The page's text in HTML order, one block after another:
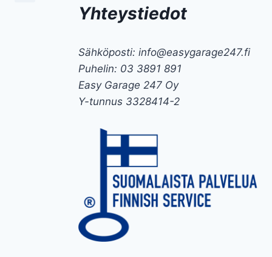
Yhteystiedot
Sähköposti: info@easygarage247.fi
Puhelin: 03 3891 891
Easy Garage 247 Oy
Y-tunnus 3328414-2